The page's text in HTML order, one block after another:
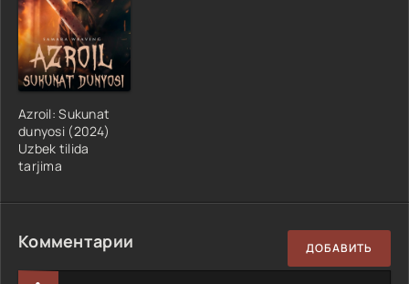
Azroil: Sukunat
dunyosi (2024)
Uzbek tilida
tarjima
Комментарии ДОБАВИТЬ